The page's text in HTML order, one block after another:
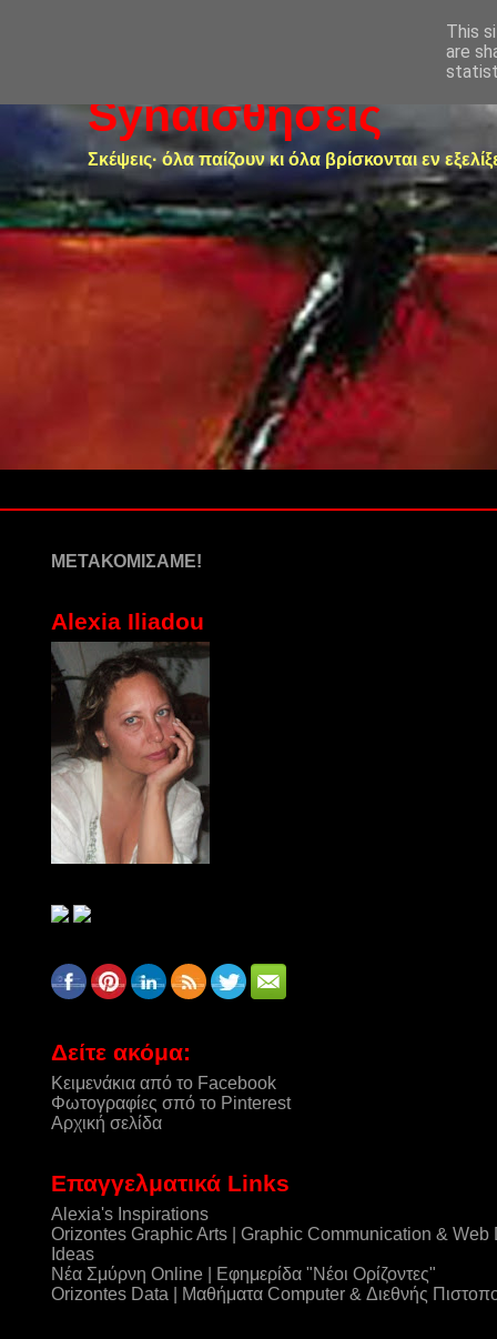
Synαισθήσεις
Σκέψεις· όλα παίζουν κι όλα βρίσκονται εν
ΜΕΤΑΚΟΜΙΣΑΜΕ!
Alexia Iliadou
Δείτε ακόμα:
Κειμενάκια από το Facebook
Φωτογραφίες σπό το Pinterest
Αρχική σελίδα
Επαγγελματικά Links
Alexia's Inspirations
Orizontes Graphic Arts | Graphic Communication & Web
Ideas
Νέα Σμύρνη Online | Εφημερίδα "Νέοι Ορίζοντες"
Orizontes Data | Μαθήματα Computer & Διεθνής
This
are